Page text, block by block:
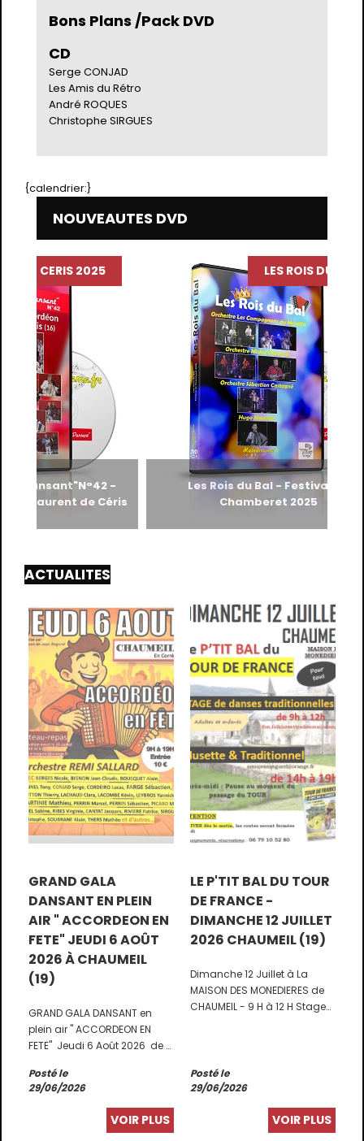
Bons Plans /Pack DVD
CD
Serge CONJAD
Les Amis du Rétro
André ROQUES
Christophe SIRGUES
{calendrier:}
NOUVEAUTES DVD
Dansant"N°42 -
Laurent de Céris
DE CERIS 2025
Les Rois du Bal - Festival de
Chamberet 2025
LES ROIS DU BAL
ACTUALITES
GRAND GALA
DANSANT EN PLEIN
AIR " ACCORDEON EN
FETE" JEUDI 6 AOÛT
2026 À CHAUMEIL
(19)
GRAND GALA DANSANT en
plein air " ACCORDEON EN
FETE" Jeudi 6 Août 2026 de 9
H à CHAUMEIL (19390) avec
une trentaine
d'accordéonistes.
Restauration possible sur
Posté le
29/06/2026
VOIR PLUS
LE P'TIT BAL DU TOUR
DE FRANCE -
DIMANCHE 12 JUILLET
2026 CHAUMEIL (19)
Dimanche 12 Juillet à La
MAISON DES MONEDIERES de
CHAUMEIL - 9 H à 12 H Stage
enfants - 14 H à 18 H 30 Le p'tit
BAL du Tour de France par
Posté le
29/06/2026
VOIR PLUS